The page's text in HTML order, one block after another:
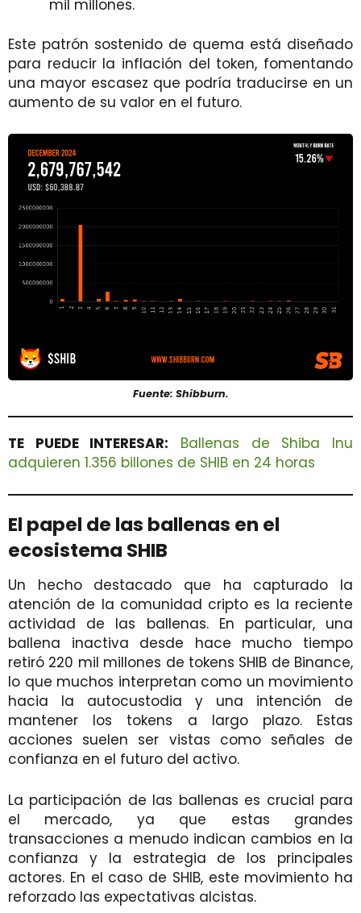
mil millones.
Este patrón sostenido de quema está diseñado
para reducir la inflación del token, fomentando
una mayor escasez que podría traducirse en un
aumento de su valor en el futuro.
Fuente: Shibburn.
TE PUEDE INTERESAR:
Ballenas de Shiba Inu
adquieren 1.356 billones de SHIB en 24 horas
El papel de las ballenas en el
ecosistema SHIB
Un hecho destacado que ha capturado la
atención de la comunidad cripto es la reciente
actividad de las ballenas. En particular, una
ballena inactiva desde hace mucho tiempo
retiró 220 mil millones de tokens SHIB de Binance,
lo que muchos interpretan como un movimiento
hacia la autocustodia y una intención de
mantener los tokens a largo plazo. Estas
acciones suelen ser vistas como señales de
confianza en el futuro del activo.
La participación de las ballenas es crucial para
el mercado, ya que estas grandes
transacciones a menudo indican cambios en la
confianza y la estrategia de los principales
actores. En el caso de SHIB, este movimiento ha
reforzado las expectativas alcistas.